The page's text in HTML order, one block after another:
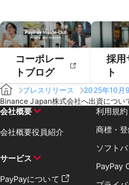
コーポレー
トブログ
採用
ト
プレスリリース
2025年10月
Binance Japan株式会社へ出資につい
会社概要
会社概要役員紹介
サービス
PayPayについて
利用規
商標・
ソフト
PayPay